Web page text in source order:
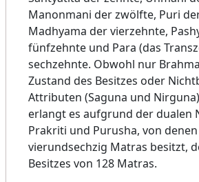
Manonmani der zwölfte, Puri
Madhyama der vierzehnte,
fünfzehnte und Para (das
sechzehnte. Obwohl nur
Zustand des Besitzes oder
Attributen (Saguna und
erlangt es aufgrund der dualen
Prakriti und Purusha, von
vierundsechzig Matras besitzt,
Besitzes von 128 Matras.